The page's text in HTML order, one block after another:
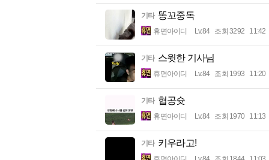
기타 똥꼬중독
휴면아이디 Lv.84 조회 3292 11:42
기타 스윗한 기사님
휴면아이디 Lv.84 조회 1993 11:20
기타 협공슛
휴면아이디 Lv.84 조회 1970 11:13
기타 키우라고!